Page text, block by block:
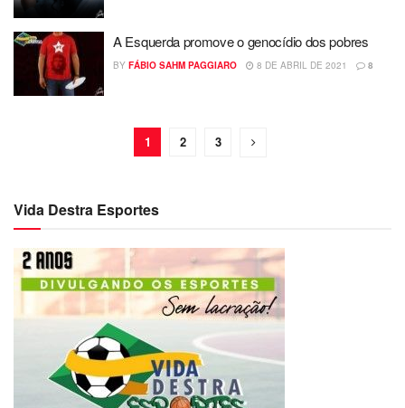
A Esquerda promove o genocídio dos pobres
BY FÁBIO SAHM PAGGIARO 8 DE ABRIL DE 2021 8
1 2 3
Vida Destra Esportes